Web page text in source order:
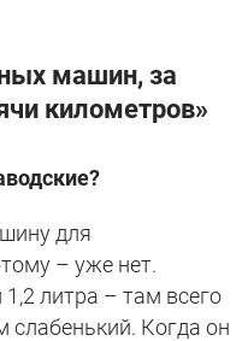
машин, за
километров»
для
– уже нет.
литра – там всего
Когда он